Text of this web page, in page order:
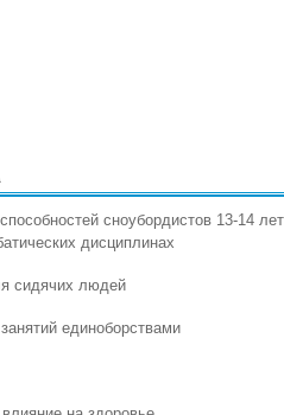
сноубордистов 13-14
дисциплинах
сидячих людей
единоборствами